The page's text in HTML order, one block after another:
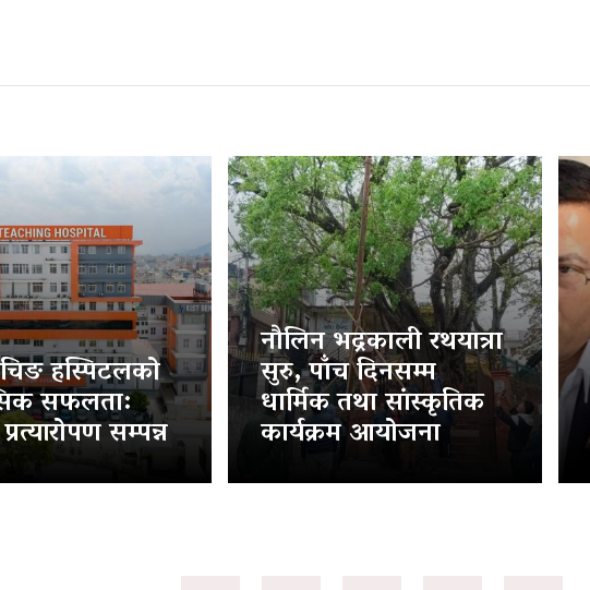
हस्पिटलको
सफलता:
सम्पन्न
नौलिन भद्रकाली रथयात्रा
सुरु, पाँच दिनसम्म
धार्मिक तथा सांस्कृतिक
कार्यक्रम आयोजना